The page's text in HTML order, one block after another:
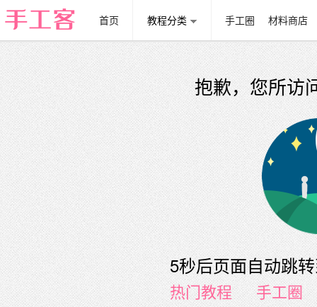
首页 教程分类 手工圈 材料商店
抱歉，您所访
5秒后页面自动跳
热门教程 手工圈